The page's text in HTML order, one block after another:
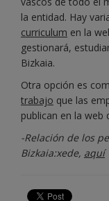
la entidad. Hay
curriculum en la
gestionará,
Bizkaia.
Otra opción es
trabajo que las
publican en la web
-Relación de los
Bizkaia:xede, aquí